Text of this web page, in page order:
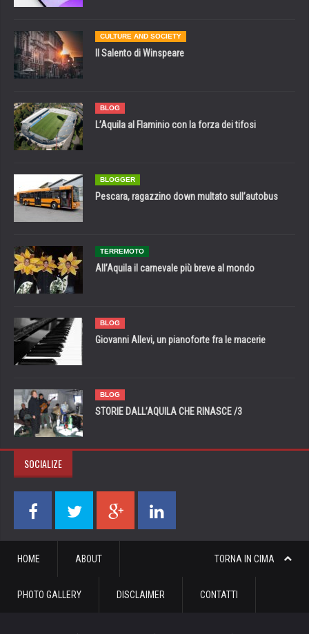
CULTURE AND SOCIETY
Il Salento di Winspeare
BLOG
L’Aquila al Flaminio con la forza dei tifosi
BLOGGER
Pescara, ragazzino down multato sull’autobus
TERREMOTO
All’Aquila il carnevale più breve al mondo
BLOG
Giovanni Allevi, un pianoforte fra le macerie
BLOG
STORIE DALL’AQUILA CHE RINASCE /3
SOCIALIZE
TORNA IN CIMA
HOME ABOUT
PHOTO GALLERY DISCLAIMER CONTATTI